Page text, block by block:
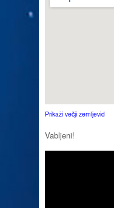
Prikaži večji zemljevid
Vabljeni!